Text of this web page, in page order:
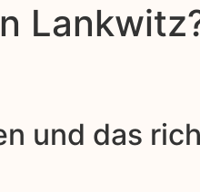
und das